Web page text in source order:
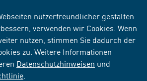
nutzerfreundlicher gestalten
verwenden wir Cookies. Wenn
nutzen, stimmen Sie dadurch der
zu. Weitere Informationen
Datenschutzhinweisen und